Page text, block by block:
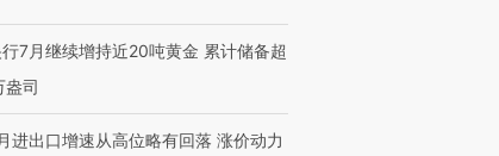
7月继续增持近20吨黄金 累计储备超
司
进出口增速从高位略有回落 涨价动力